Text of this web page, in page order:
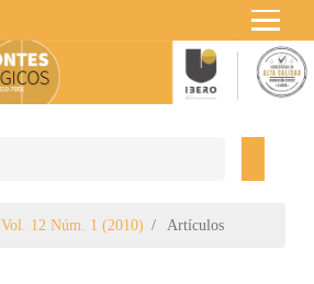
Vol. 12 Núm. 1 (2010) Artículos